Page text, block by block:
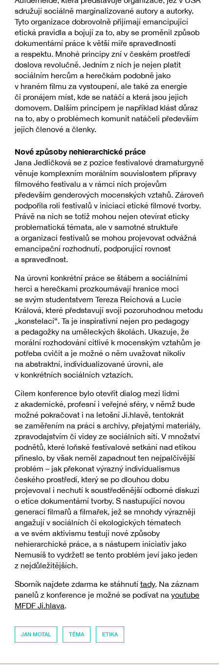
sdružují sociálně marginalizované autory a autorky.
Tyto organizace dobrovolně přijímají emancipující
etická pravidla a bojují za to, aby se proměnil způsob
dokumentární práce k větší míře spravedlnosti
a respektu. Mnohé principy zní v českém prostředí
doslova revolučně. Jedním z nich je nejen platit
sociálním hercům a herečkám podobně jako
v hraném filmu za vystoupení, ale také za energie
či pronájem míst, kde se natáčí a která jsou jejich
domovem. Dalším principem je například klást důraz
na to, aby o problémech komunit natáčeli především
jejich členové a členky.
Nové způsoby nehierarchické práce
Jana Jedličková se z pozice festivalové dramaturgyně
věnuje komplexním morálním souvislostem přípravy
filmového festivalu a v rámci nich projevům
především genderových mocenských vztahů. Zároveň
podpořila roli festivalů v iniciaci etické filmové tvorby.
Právě na nich se totiž mohou nejen otevírat eticky
problematická témata, ale v samotné struktuře
a organizaci festivalů se mohou projevovat odvážná
emancipační rozhodnutí, podporující rovnost
a spravedlnost.
Na úrovni konkrétní práce se štábem a sociálními
herci a herečkami prozkoumávají hranice moci
se svým studentstvem Tereza Reichová a Lucie
Králová, které představují svoji pozoruhodnou metodu
„konstelací“. Ta je inspirativní nejen pro pedagogy
a pedagožky na uměleckých školách. Ukazuje, že
morální rozhodování citlivé k mocenským vztahům je
potřeba cvičit a je možné o něm uvažovat nikoliv
na abstraktní, individualizované úrovni, ale
v konkrétních sociálních vztazích.
Cílem konference bylo otevřít dialog mezi lidmi
z akademické, profesní i veřejné sféry, v němž bude
možné pokračovat i na letošní Ji.hlavě, tentokrát
se zaměřením na práci s archivy, přejatými materiály,
zpravodajstvím či videy ze sociálních sítí. V množství
podnětů, které loňské festivalové setkání nad etikou
přineslo, by však neměl zapadnout ten nejpalčivější
problém – jak překonat výrazný individualismus
českého prostředí, který se po dlouhou dobu
projevoval i nechutí k soustředěnější odborné diskuzi
o etice dokumentární tvorby. S nastupující novou
generací filmařů a filmařek, jež se mnohdy výrazněji
angažují v sociálních či ekologických tématech
a ve svém aktivismu testují nové způsoby
nehierarchické práce, a s nástupem iniciativ jako
Nemusíš to vydržet! se tento problém jeví jako jeden
z nejdůležitějších.
Sborník najdete zdarma ke stáhnutí tady. Na záznam
panelů z konference je možné se podívat na youtube
MFDF Ji.hlava.
JAN MOTAL TÉMA ETIKA